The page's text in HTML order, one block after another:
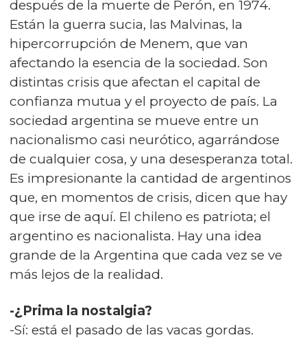
después de la muerte de Perón, en 1974.
Están la guerra sucia, las Malvinas, la
hipercorrupción de Menem, que van
afectando la esencia de la sociedad. Son
distintas crisis que afectan el capital de
confianza mutua y el proyecto de país. La
sociedad argentina se mueve entre un
nacionalismo casi neurótico, agarrándose
de cualquier cosa, y una desesperanza total.
Es impresionante la cantidad de argentinos
que, en momentos de crisis, dicen que hay
que irse de aquí. El chileno es patriota; el
argentino es nacionalista. Hay una idea
grande de la Argentina que cada vez se ve
más lejos de la realidad.
-¿Prima la nostalgia?
-Sí: está el pasado de las vacas gordas.